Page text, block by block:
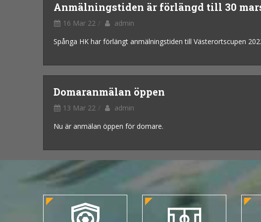
Anmälningstiden är förlängd till 30
16 Mar 22
admin
Spånga HK har förlängt anmälningstiden till Västerortscupen
Domaranmälan öppen
13 Mar 22
admin
Nu är anmälan öppen för domare.